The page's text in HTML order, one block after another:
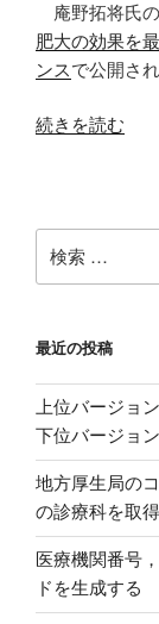
け
る
分
庵野拓将氏
肥大の効果を
ンスで公開さ
“低
強
の
筋
力
ト
レ
ー
ニ
ン
グ
に
続きを読む
索:
最近の投稿
上位バージョ
下位バージョ
地方厚生局の
の診療科を取
医療機関番号
ドを生成する